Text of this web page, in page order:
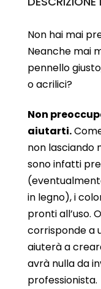
Non hai mai
Neanche mai
pennello
o acrilici?
Non
aiutarti.
non lasciando
sono infatti
in legno), i
pronti all’uso.
corrisponde a
aiuterà a
avrà nulla da
professionista.